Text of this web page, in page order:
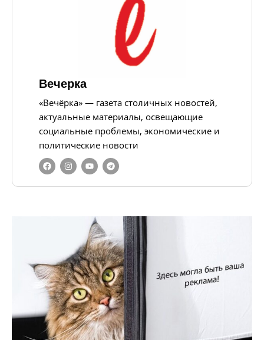
Вечерка
«Вечёрка» — газета столичных новостей,
актуальные материалы, освещающие
социальные проблемы, экономические и
политические новости